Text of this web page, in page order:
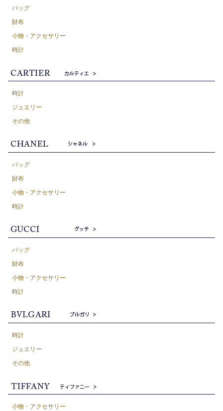
バッグ
財布
小物・アクセサリー
時計
時計
ジュエリー
その他
バッグ
財布
小物・アクセサリー
時計
バッグ
財布
小物・アクセサリー
時計
時計
ジュエリー
その他
小物・アクセサリー